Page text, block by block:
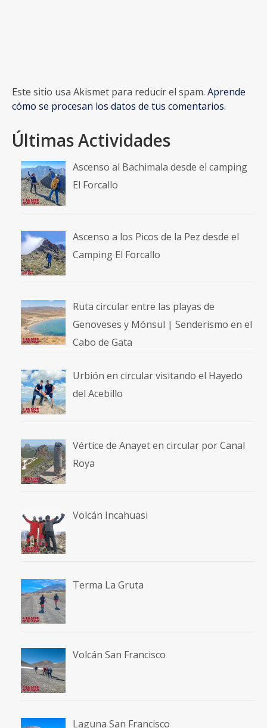
Este sitio usa Akismet para reducir el spam. Aprende
cómo se procesan los datos de tus comentarios.
Últimas Actividades
Ascenso al Bachimala desde el camping
El Forcallo
Ascenso a los Picos de la Pez desde el
Camping El Forcallo
Ruta circular entre las playas de
Genoveses y Mónsul | Senderismo en el
Cabo de Gata
Urbión en circular visitando el Hayedo
del Acebillo
Vértice de Anayet en circular por Canal
Roya
Volcán Incahuasi
Terma La Gruta
Volcán San Francisco
Laguna San Francisco